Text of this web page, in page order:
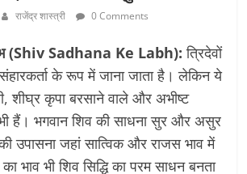
राजेंद्र शास्त्री 0 Comments
(Shiv Sadhana Ke Labh): त्रिदेवों
के रूप में जाना जाता है। लेकिन ये
शीघ्र कृपा बरसाने वाले और अभीष्ट
हैं। भगवान शिव की साधना सुर और असुर
उपासना जहां सात्विक और राजस भाव में
भाव भी शिव सिद्धि का परम साधन बनता